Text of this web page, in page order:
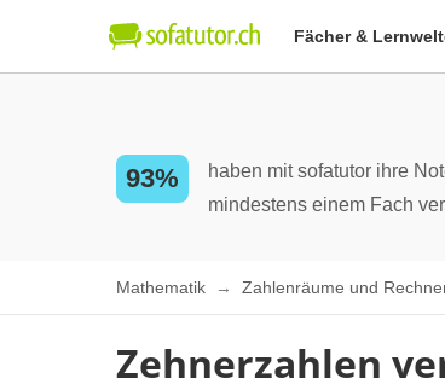
Fächer &
93%
haben mit sofatutor ihre
mindestens einem Fach
Mathematik Zahlenräume und
Zehnerzahlen